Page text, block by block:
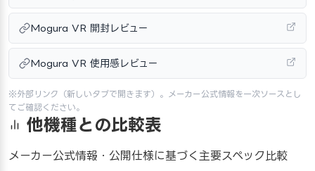
Mogura VR 開封レビュー
Mogura VR 使用感レビュー
※外部リンク（新しいタブで開きます）。メーカー公式情報を一次ソースとし
てご確認ください。
他機種との比較表
メーカー公式情報・公開仕様に基づく主要スペック比較